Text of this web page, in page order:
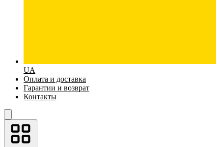
UA
Оплата и доставка
Гарантии и возврат
Контакты